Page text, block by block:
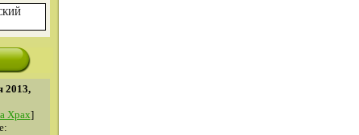
2013,
Храх]